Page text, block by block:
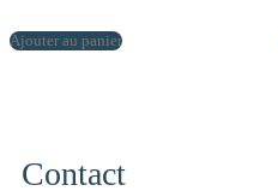
Ajouter au panier
Contact